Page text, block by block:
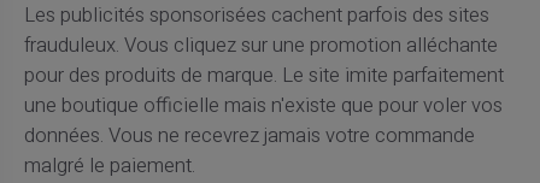
Les publicités sponsorisées cachent parfois des sites
frauduleux. Vous cliquez sur une promotion alléchante
pour des produits de marque. Le site imite parfaitement
une boutique officielle mais n'existe que pour voler vos
données. Vous ne recevrez jamais votre commande
malgré le paiement.